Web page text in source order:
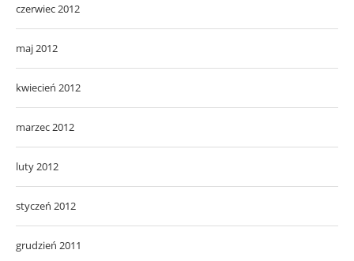
czerwiec 2012
maj 2012
kwiecień 2012
marzec 2012
luty 2012
styczeń 2012
grudzień 2011